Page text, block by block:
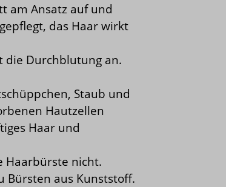
am Ansatz auf und
das Haar wirkt
die Durchblutung an.
Staub und
Hautzellen
Haar und
Haarbürste nicht.
Bürsten aus Kunststoff.